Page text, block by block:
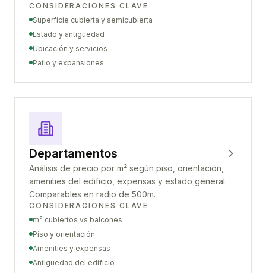
CONSIDERACIONES CLAVE
Superficie cubierta y semicubierta
Estado y antigüedad
Ubicación y servicios
Patio y expansiones
Departamentos
Análisis de precio por m² según piso, orientación,
amenities del edificio, expensas y estado general.
Comparables en radio de 500m.
CONSIDERACIONES CLAVE
m² cubiertos vs balcones
Piso y orientación
Amenities y expensas
Antigüedad del edificio